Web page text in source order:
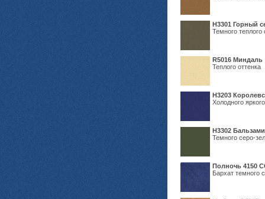
Н3301 Горный
Темного теплого
R5016 Миндаль
Теплого оттенка
Н3203
Холодного
Н3302
Темного серо-
Полночь 4150
Бархат темного